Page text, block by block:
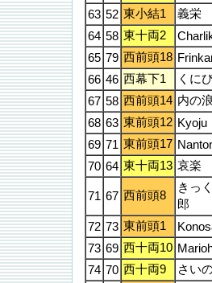
63 52 東小結1 義栄
64 58 東十両2
65 79 西前頭18
66 46 西幕下1 くに
67 58 西前頭14 内の浪
68 63 東前頭12 Kyoju
69 71 東前頭17
70 64 東十両13 哀楽
71 67 西前頭8
きっ
郎
72 73 東前頭1
73 69 西十両10
74 70 西十両9 さい